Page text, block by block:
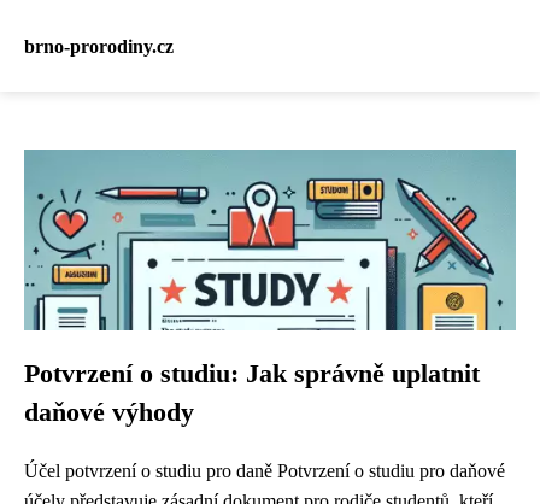
brno-prorodiny.cz
Potvrzení o studiu: Jak správně uplatnit
daňové výhody
Účel potvrzení o studiu pro daně Potvrzení o studiu pro daňové